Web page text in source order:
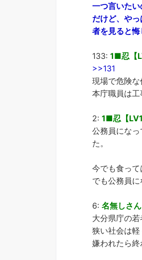
一つ言いたい
だけど、や
者を見ると悔
133: 1■忍【
>>131
現場で危険な
本庁職員は工
2: 1■忍【
公務員にな
た。
今でも食って
でも公務員に
6: 名無しさ
大分県庁の
狭い社会は
嫌われたら